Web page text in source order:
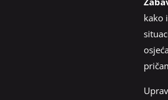
kako